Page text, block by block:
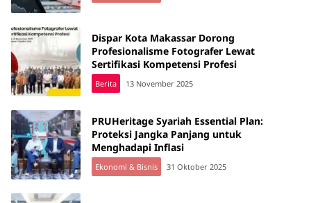
Dispar Kota Makassar Dorong
Profesionalisme Fotografer Lewat
Sertifikasi Kompetensi Profesi
Berita 13 November 2025
PRUHeritage Syariah Essential Plan:
Proteksi Jangka Panjang untuk
Menghadapi Inflasi
Ekonomi & Bisnis 31 Oktober 2025